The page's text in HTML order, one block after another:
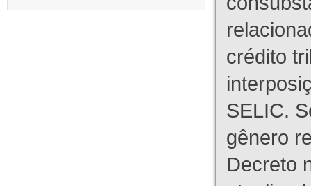
crédito
SELIC.
gênero
Decreto